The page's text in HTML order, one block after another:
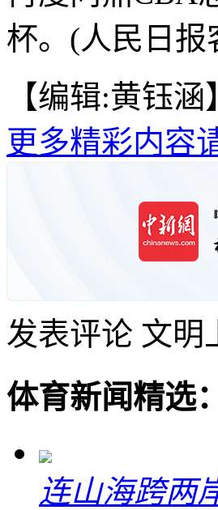
杯。(人民日报
【编辑:黄钰涵
更多精彩内容
发表评论 文明
体育新闻精选：
连山海跨两